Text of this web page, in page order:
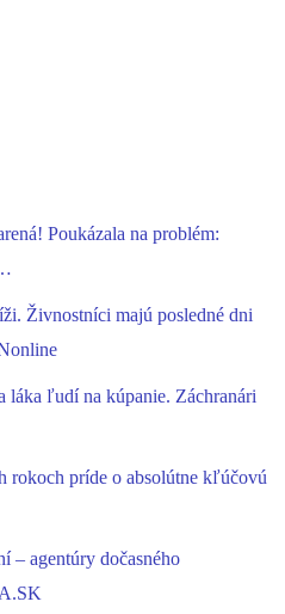
Poukázala na problém:
Živnostníci majú posledné dni
láka ľudí na kúpanie. Záchranári
rokoch príde o absolútne kľúčovú
– agentúry dočasného